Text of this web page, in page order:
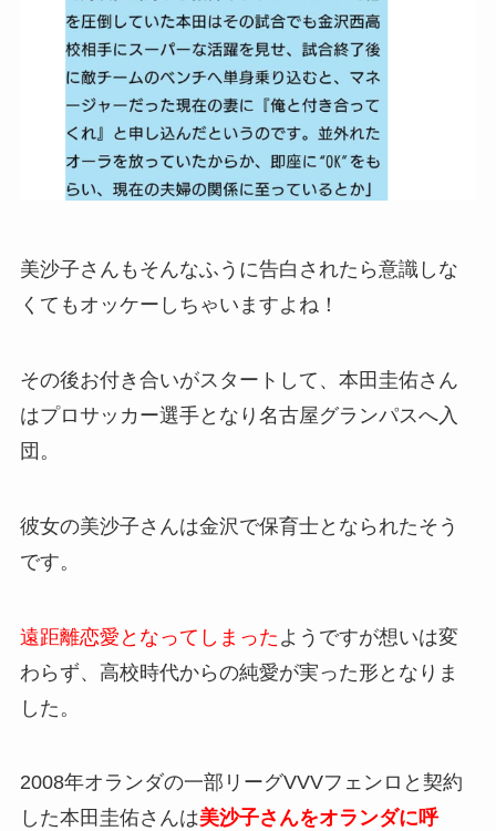
美沙子さんもそんなふうに告白されたら意識しな
くてもオッケーしちゃいますよね！
その後お付き合いがスタートして、本田圭佑さん
はプロサッカー選手となり名古屋グランパスへ入
団。
彼女の美沙子さんは金沢で保育士となられたそう
です。
遠距離恋愛となってしまった ようですが想いは変
わらず、高校時代からの純愛が実った形となりま
した。
2008年オランダの一部リーグVVVフェンロと契約
した本田圭佑さんは美沙子さんをオランダに呼